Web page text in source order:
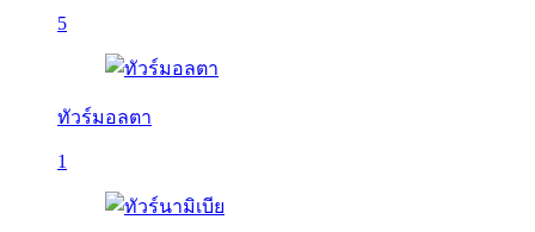
5
ทัวร์มอลตา
1